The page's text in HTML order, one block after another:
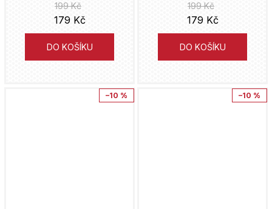
199 Kč
179 Kč
DO KOŠÍKU
199 Kč
179 Kč
DO KOŠÍKU
–10 % –10 %